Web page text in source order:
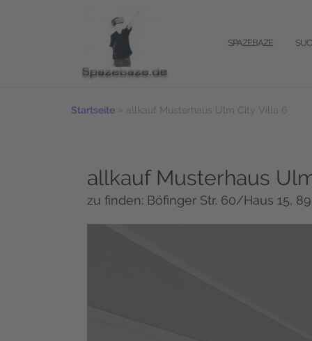
SPAZEBAZE
Startseite » allkauf Musterhaus Ulm City Villa 6
allkauf Musterhaus
zu finden: Böfinger Str. 60/Haus 15,